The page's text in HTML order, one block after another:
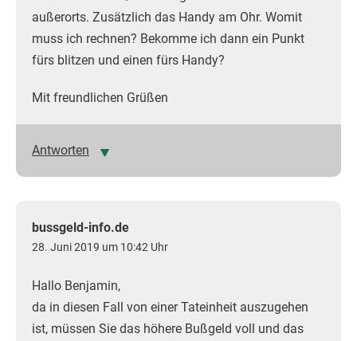
außerorts. Zusätzlich das Handy am Ohr. Womit
muss ich rechnen? Bekomme ich dann ein Punkt
fürs blitzen und einen fürs Handy?
Mit freundlichen Grüßen
Antworten
bussgeld-info.de
28. Juni 2019 um 10:42 Uhr
Hallo Benjamin,
da in diesen Fall von einer Tateinheit auszugehen
ist, müssen Sie das höhere Bußgeld voll und das